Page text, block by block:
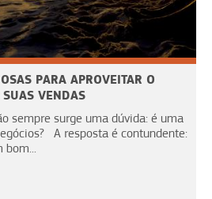
PARA APROVEITAR O
VENDAS
sempre surge uma dúvida: é uma
A resposta é contundente:
bom...